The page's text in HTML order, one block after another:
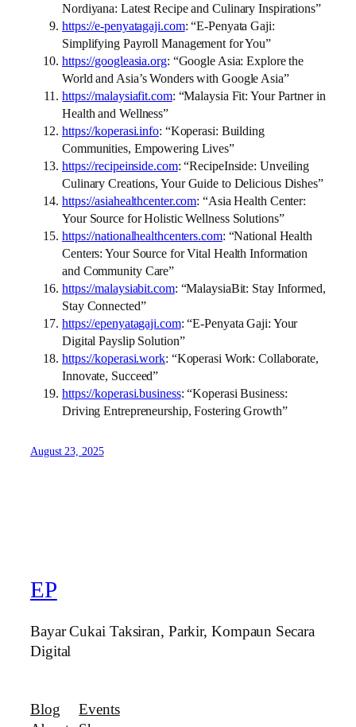
Nordiyana: Latest Recipe and Culinary Inspirations”
https://e-penyatagaji.com: “E-Penyata Gaji:
Simplifying Payroll Management for You”
https://googleasia.org: “Google Asia: Explore the
World and Asia’s Wonders with Google Asia”
https://malaysiafit.com: “Malaysia Fit: Your Partner in
Health and Wellness”
https://koperasi.info: “Koperasi: Building
Communities, Empowering Lives”
https://recipeinside.com: “RecipeInside: Unveiling
Culinary Creations, Your Guide to Delicious Dishes”
https://asiahealthcenter.com: “Asia Health Center:
Your Source for Holistic Wellness Solutions”
https://nationalhealthcenters.com: “National Health
Centers: Your Source for Vital Health Information
and Community Care”
https://malaysiabit.com: “MalaysiaBit: Stay Informed,
Stay Connected”
https://epenyatagaji.com: “E-Penyata Gaji: Your
Digital Payslip Solution”
https://koperasi.work: “Koperasi Work: Collaborate,
Innovate, Succeed”
https://koperasi.business: “Koperasi Business:
Driving Entrepreneurship, Fostering Growth”
August 23, 2025
EP
Bayar Cukai Taksiran, Parkir, Kompaun Secara
Digital
Blog
Events